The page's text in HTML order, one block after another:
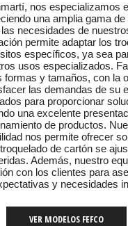
nos especializamos
una amplia gama
necesidades de
permite adaptar los
específicos, ya sea
usos especializados.
formas y tamaños, con la
las demandas de su
para proporcionar
una excelente
de productos.
nos permite ofrecer
de cartón se
Además, nuestro
con los clientes para
y necesidades
VER MODELOS FEFCO